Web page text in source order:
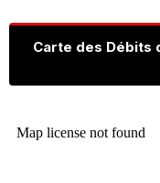
Carte des Débits